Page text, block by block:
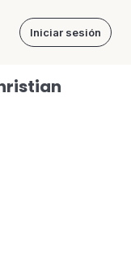
Iniciar sesión